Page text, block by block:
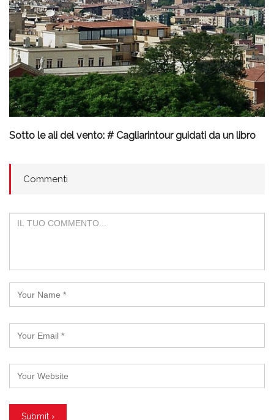
Sotto le ali del vento: # Cagliarintour guidati da un libro
Commenti